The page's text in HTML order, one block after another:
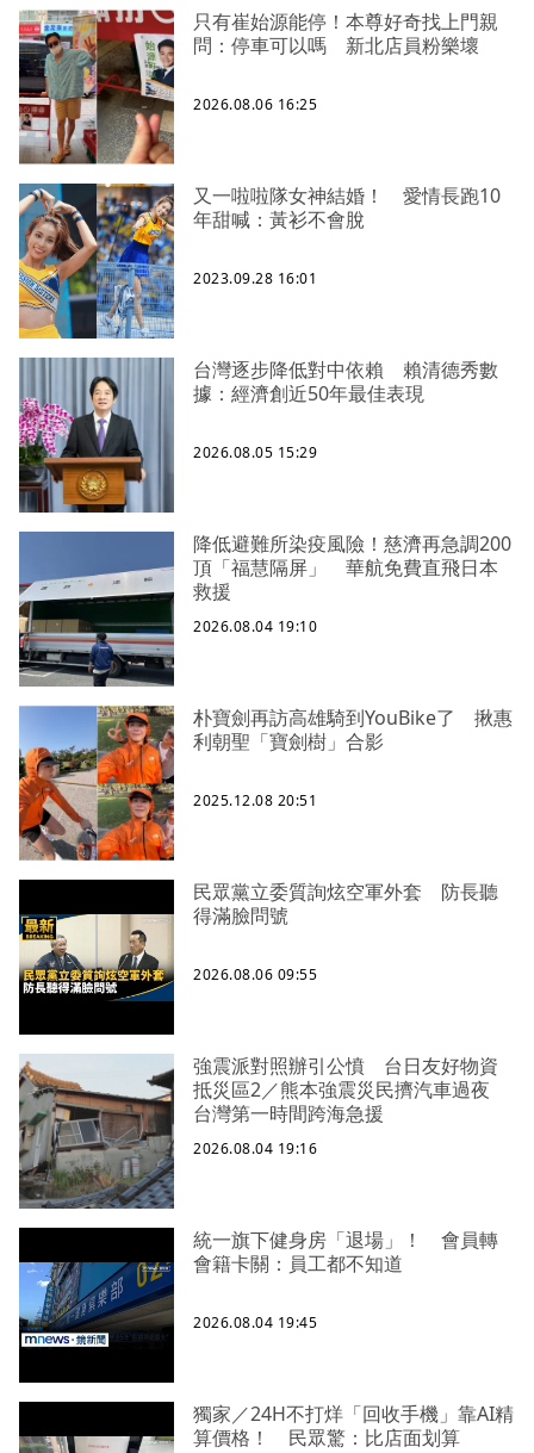
只有崔始源能停！本尊好奇找上門親
問：停車可以嗎 新北店員粉樂壞
2026.08.06 16:25
又一啦啦隊女神結婚！ 愛情長跑10
年甜喊：黃衫不會脫
2023.09.28 16:01
台灣逐步降低對中依賴 賴清德秀數
據：經濟創近50年最佳表現
2026.08.05 15:29
降低避難所染疫風險！慈濟再急調200
頂「福慧隔屏」 華航免費直飛日本
救援
2026.08.04 19:10
朴寶劍再訪高雄騎到YouBike了 揪惠
利朝聖「寶劍樹」合影
2025.12.08 20:51
民眾黨立委質詢炫空軍外套 防長聽
得滿臉問號
2026.08.06 09:55
強震派對照辦引公憤 台日友好物資
抵災區2／熊本強震災民擠汽車過夜
台灣第一時間跨海急援
2026.08.04 19:16
統一旗下健身房「退場」！ 會員轉
會籍卡關：員工都不知道
2026.08.04 19:45
獨家／24H不打烊「回收手機」靠AI精
算價格！ 民眾驚：比店面划算